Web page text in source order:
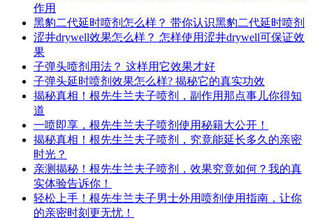
作用
黑豹二代延时喷剂怎么样？ 带你认识黑豹二代延时喷剂
涩井drywell效果怎么样？ 怎样使用涩井drywell可保证效
果
子弹头喷剂用法？ 这样用它效果才好
子弹头延时喷剂效果怎么样? 揭秘它的真实功效
揭秘真相！根先生兰夫子喷剂，副作用那点事儿你得知
道
一喷即享，根先生兰夫子喷剂使用秘籍大公开！
揭秘真相！根先生兰夫子喷剂，究竟能延长多久的亲密
时光？
亲测揭秘！根先生兰夫子喷剂，效果究竟如何？我的真
实体验告诉你！
轻松上手！根先生兰夫子男士外用喷剂使用指南，让你
的亲密时刻更无忧！